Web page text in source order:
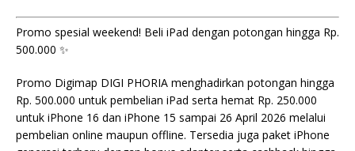
Promo spesial weekend! Beli iPad dengan potongan hingga Rp.
500.000 ✨
Promo Digimap DIGI PHORIA menghadirkan potongan hingga
Rp. 500.000 untuk pembelian iPad serta hemat Rp. 250.000
untuk iPhone 16 dan iPhone 15 sampai 26 April 2026 melalui
pembelian online maupun offline. Tersedia juga paket iPhone